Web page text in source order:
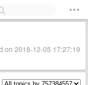
on 2018-12-05 17:27:19